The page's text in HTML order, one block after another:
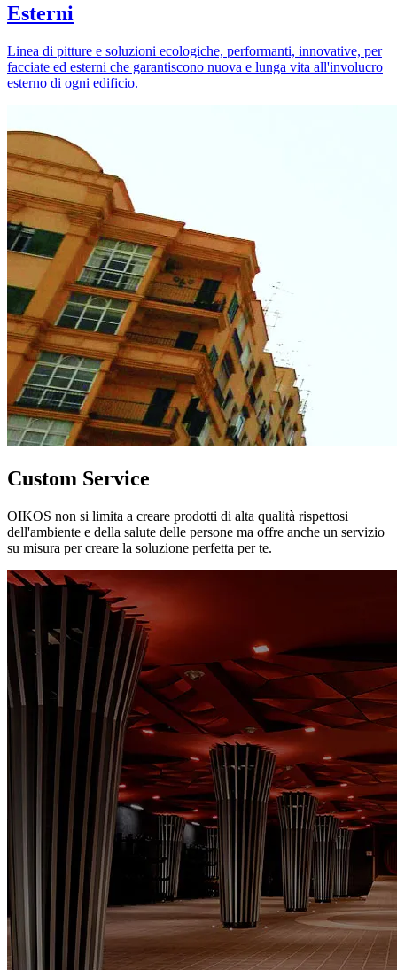
Esterni
Linea di pitture e soluzioni ecologiche, performanti, innovative, per
facciate ed esterni che garantiscono nuova e lunga vita all'involucro
esterno di ogni edificio.
Custom Service
OIKOS non si limita a creare prodotti di alta qualità rispettosi
dell'ambiente e della salute delle persone ma offre anche un servizio
su misura per creare la soluzione perfetta per te.